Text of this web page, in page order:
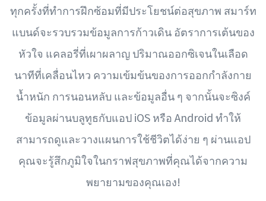
ทุกครั้งที่ทำการฝึกซ้อมที่มีประโยชน์ต่อสุขภาพ สมาร์ท
แบนด์จะรวบรวมข้อมูลการก้าวเดิน อัตราการเต้นของ
หัวใจ แคลอรี่ที่เผาผลาญ ปริมาณออกซิเจนในเลือด
นาทีที่เคลื่อนไหว ความเข้มข้นของการออกกำลังกาย
น้ำหนัก การนอนหลับ และข้อมูลอื่น ๆ จากนั้นจะซิงค์
ข้อมูลผ่านบลูทูธกับแอป iOS หรือ Android ทำให้
สามารถดูและวางแผนการใช้ชีวิตได้ง่าย ๆ ผ่านแอป
คุณจะรู้สึกภูมิใจในกราฟสุขภาพที่คุณได้จากความ
พยายามของคุณเอง!